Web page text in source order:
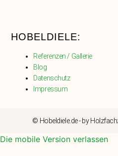
HOBELDIELE:
Referenzen / Gallerie
Blog
Datenschutz
Impressum
© Hobeldiele.de - by
Die mobile Version verlassen